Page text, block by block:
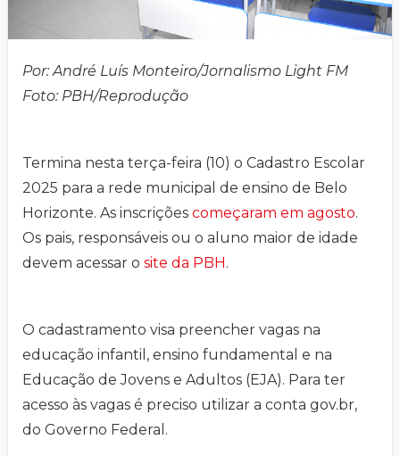
Por: André Luís Monteiro/Jornalismo Light FM
Foto: PBH/Reprodução
Termina nesta terça-feira (10) o Cadastro Escolar
2025 para a rede municipal de ensino de Belo
Horizonte. As inscrições começaram em agosto.
Os pais, responsáveis ou o aluno maior de idade
devem acessar o site da PBH .
O cadastramento visa preencher vagas na
educação infantil, ensino fundamental e na
Educação de Jovens e Adultos (EJA). Para ter
acesso às vagas é preciso utilizar a conta gov.br,
do Governo Federal.